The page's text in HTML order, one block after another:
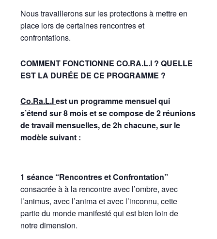
Nous travaillerons sur les protections à mettre en
place lors de certaines rencontres et
confrontations.
COMMENT FONCTIONNE CO.RA.L.I ?QUELLE
EST LA DURÉE DE CE PROGRAMME ?
Co.Ra.L.Iest un programme mensuel qui
s’étend sur 8 mois et se compose de 2 réunions
de travail mensuelles, de 2h chacune, sur le
modèle suivant :
1 séance “Rencontres et Confrontation”
consacrée à à la rencontre avec l’ombre, avec
l’animus, avec l’anima et avec l’inconnu, cette
partie du monde manifesté qui est bien loin de
notre dimension.